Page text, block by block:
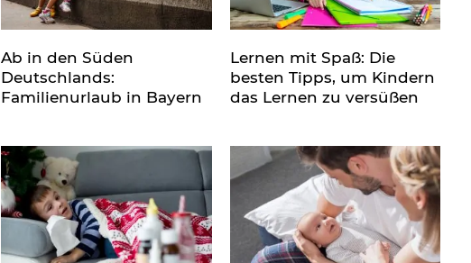
Ab in den Süden
Deutschlands:
Familienurlaub in Bayern
Lernen mit Spaß: Die
besten Tipps, um Kindern
das Lernen zu versüßen